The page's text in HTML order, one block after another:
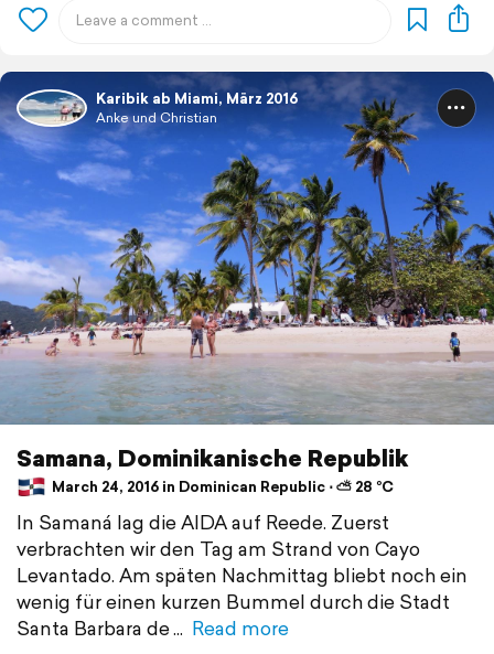
Karibik ab Miami, März 2016
Anke und Christian
Samana, Dominikanische Republik
March 24, 2016 in Dominican Republic ⋅ ⛅ 28 °C
In Samaná lag die AIDA auf Reede. Zuerst
verbrachten wir den Tag am Strand von Cayo
Levantado. Am späten Nachmittag bliebt noch ein
wenig für einen kurzen Bummel durch die Stadt
Santa Barbara de
Read more